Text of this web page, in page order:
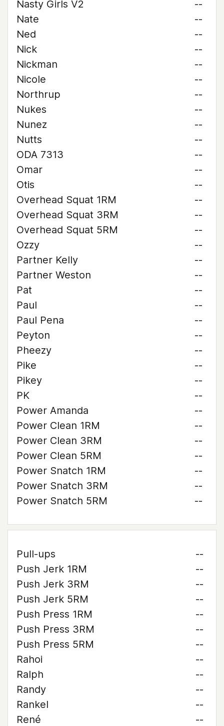
Nasty Girls V2
--
Nate
--
Ned
--
Nick
--
Nickman
--
Nicole
--
Northrup
--
Nukes
--
Nunez
--
Nutts
--
ODA 7313
--
Omar
--
Otis
--
Overhead Squat 1RM
--
Overhead Squat 3RM
--
Overhead Squat 5RM
--
Ozzy
--
Partner Kelly
--
Partner Weston
--
Pat
--
Paul
--
Paul Pena
--
Peyton
--
Pheezy
--
Pike
--
Pikey
--
PK
--
Power Amanda
--
Power Clean 1RM
--
Power Clean 3RM
--
Power Clean 5RM
--
Power Snatch 1RM
--
Power Snatch 3RM
--
Power Snatch 5RM
--
Pull-ups
--
Push Jerk 1RM
--
Push Jerk 3RM
--
Push Jerk 5RM
--
Push Press 1RM
--
Push Press 3RM
--
Push Press 5RM
--
Rahoi
--
Ralph
--
Randy
--
Rankel
--
René
--